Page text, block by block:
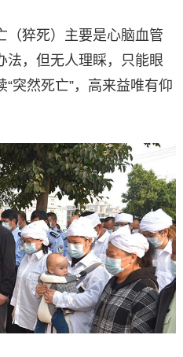
（猝死）主要是心脑血管
法，但无人理睬，只能眼
突然死亡”，高来益唯有仰